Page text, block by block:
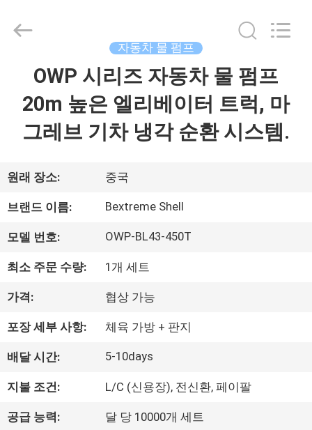
소
개
동
회
사
소
Technology
자동차 물 펌프
OWP 시리즈 자동차 물 펌프
20m 높은 엘리베이터 트럭, 마
그레브 기차 냉각 순환 시스템.
원래 장소: 중국
브랜드 이름: Bextreme Shell
모델 번호: OWP-BL43-450T
최소 주문 수량: 1개 세트
가격: 협상 가능
포장 세부 사항: 체육 가방 + 판지
배달 시간: 5-10days
지불 조건: L/C (신용장), 전신환, 페이팔
공급 능력: 달 당 10000개 세트